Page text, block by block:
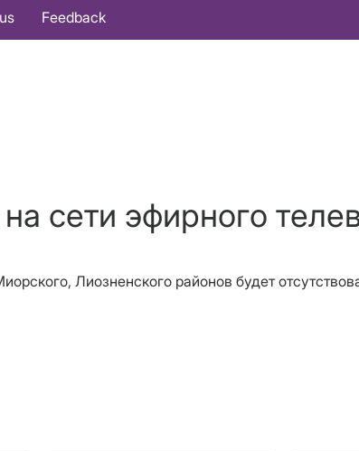
Feedback
сети эфирного
Лиозненского районов будет